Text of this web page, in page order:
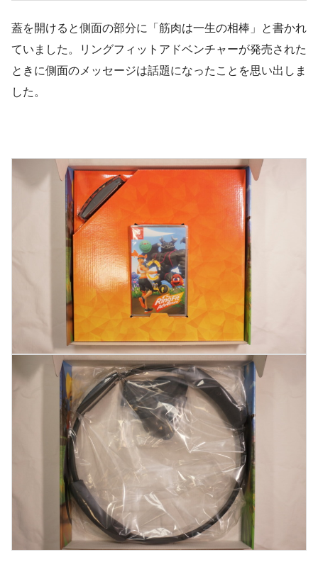
蓋を開けると側面の部分に「筋肉は一生の相棒」と書かれ
ていました。リングフィットアドベンチャーが発売された
ときに側面のメッセージは話題になったことを思い出しま
した。